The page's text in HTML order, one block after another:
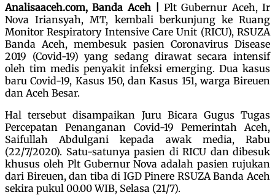
Analisaaceh.com, Banda Aceh |
Plt Gubernur Aceh, Ir
Nova Iriansyah, MT, kembali berkunjung ke Ruang
Monitor Respiratory Intensive Care Unit (RICU), RSUZA
Banda Aceh, membesuk pasien Coronavirus Disease
2019 (Covid-19) yang sedang dirawat secara intensif
oleh tim medis penyakit infeksi emerging. Dua kasus
baru Covid-19, Kasus 150, dan Kasus 151, warga Bireuen
dan Aceh Besar.
Hal tersebut disampaikan Juru Bicara Gugus Tugas
Percepatan Penanganan Covid-19 Pemerintah Aceh,
Saifullah Abdulgani kepada awak media, Rabu
(22/7/2020). Satu-satunya pasien di RICU dan dibesuk
khusus oleh Plt Gubernur Nova adalah pasien rujukan
dari Bireuen, dan tiba di IGD Pinere RSUZA Banda Aceh
sekira pukul 00.00 WIB, Selasa (21/7).